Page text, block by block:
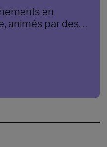
en
animés par des